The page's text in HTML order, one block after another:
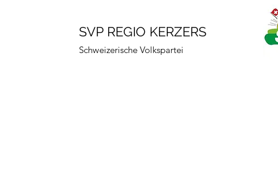
SVP REGIO KERZERS
Schweizerische Volkspartei